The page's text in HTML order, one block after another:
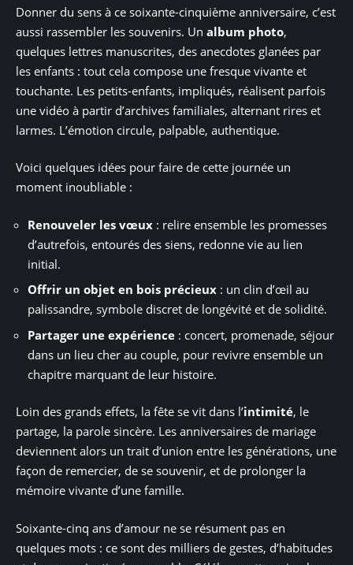
Donner du sens à ce soixante-cinquième anniversaire, c’est
aussi rassembler les souvenirs. Un album photo,
quelques lettres manuscrites, des anecdotes glanées par
les enfants : tout cela compose une fresque vivante et
touchante. Les petits-enfants, impliqués, réalisent parfois
une vidéo à partir d’archives familiales, alternant rires et
larmes. L’émotion circule, palpable, authentique.
Voici quelques idées pour faire de cette journée un
moment inoubliable :
Renouveler les vœux : relire ensemble les promesses
d’autrefois, entourés des siens, redonne vie au lien
initial.
Offrir un objet en bois précieux : un clin d’œil au
palissandre, symbole discret de longévité et de solidité.
Partager une expérience : concert, promenade, séjour
dans un lieu cher au couple, pour revivre ensemble un
chapitre marquant de leur histoire.
Loin des grands effets, la fête se vit dans l’intimité, le
partage, la parole sincère. Les anniversaires de mariage
deviennent alors un trait d’union entre les générations, une
façon de remercier, de se souvenir, et de prolonger la
mémoire vivante d’une famille.
Soixante-cinq ans d’amour ne se résument pas en
quelques mots : ce sont des milliers de gestes, d’habitudes